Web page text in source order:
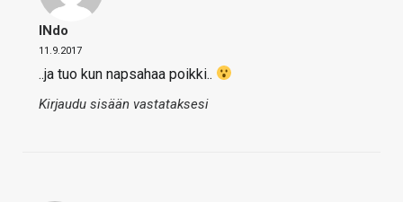
INdo
11.9.2017
..ja tuo kun napsahaa poikki..
Kirjaudu sisään vastataksesi